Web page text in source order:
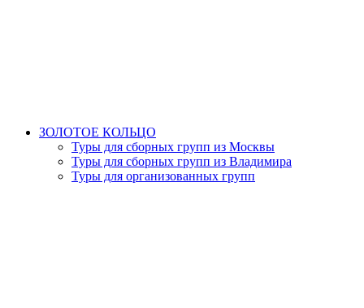
ЗОЛОТОЕ КОЛЬЦО
Туры для сборных групп из Москвы
Туры для сборных групп из Владимира
Туры для организованных групп